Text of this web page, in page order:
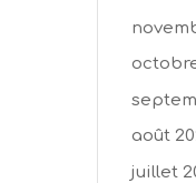
août
juillet